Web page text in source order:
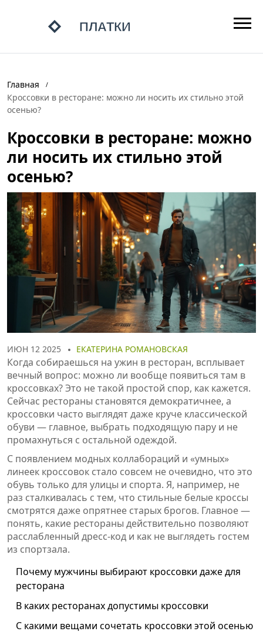
Главная
Кроссовки в ресторане: можно ли носить их стильно этой
осенью?
Кроссовки в ресторане: можно
ли носить их стильно этой
осенью?
ИЮН 12 2025 ЕКАТЕРИНА РОМАНОВСКАЯ
Когда собираешься на ужин в ресторан, всплывает
вечный вопрос: можно ли вообще появиться там в
кроссовках? Это не такой простой спор, как кажется.
Сейчас рестораны становятся демократичнее, а
кроссовки часто выглядят даже круче классической
обуви — главное, выбрать подходящую пару и не
промахнуться с остальной одеждой.
С появлением модных коллабораций и «умных»
линеек кроссовок стало совсем не очевидно, что это
обувь только для улицы и спорта. Я, например, не
раз сталкивалась с тем, что стильные белые кроссы
смотрятся даже опрятнее старых брогов. Главное —
понять, какие рестораны действительно позволяют
расслабленный дресс-код и как не выглядеть гостем
из спортзала.
Почему мужчины выбирают кроссовки даже для
ресторана
В каких ресторанах допустимы кроссовки
С какими вещами сочетать кроссовки этой осенью